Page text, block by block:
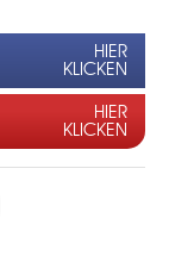
HIER
KLICKEN
HIER
KLICKEN